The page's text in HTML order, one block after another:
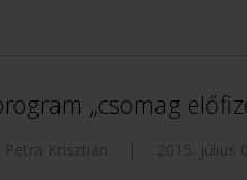
„csomag
Petra Krisztián | 2015. július